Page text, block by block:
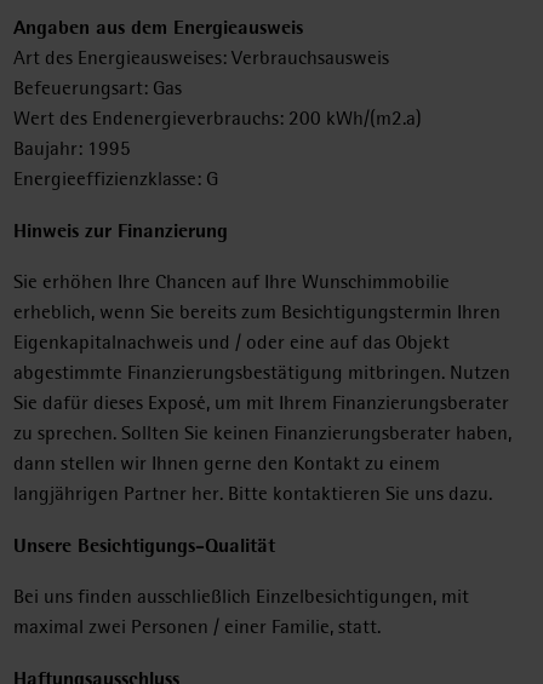
Angaben aus dem Energieausweis
Art des Energieausweises: Verbrauchsausweis
Befeuerungsart: Gas
Wert des Endenergieverbrauchs: 200 kWh/(m2.a)
Baujahr: 1995
Energieeffizienzklasse: G
Hinweis zur Finanzierung
Sie erhöhen Ihre Chancen auf Ihre Wunschimmobilie
erheblich, wenn Sie bereits zum Besichtigungstermin Ihren
Eigenkapitalnachweis und / oder eine auf das Objekt
abgestimmte Finanzierungsbestätigung mitbringen. Nutzen
Sie dafür dieses Exposé, um mit Ihrem Finanzierungsberater
zu sprechen. Sollten Sie keinen Finanzierungsberater haben,
dann stellen wir Ihnen gerne den Kontakt zu einem
langjährigen Partner her. Bitte kontaktieren Sie uns dazu.
Unsere Besichtigungs-Qualität
Bei uns finden ausschließlich Einzelbesichtigungen, mit
maximal zwei Personen / einer Familie, statt.
Haftungsausschluss